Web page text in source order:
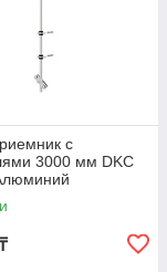
с
3000 мм DKC